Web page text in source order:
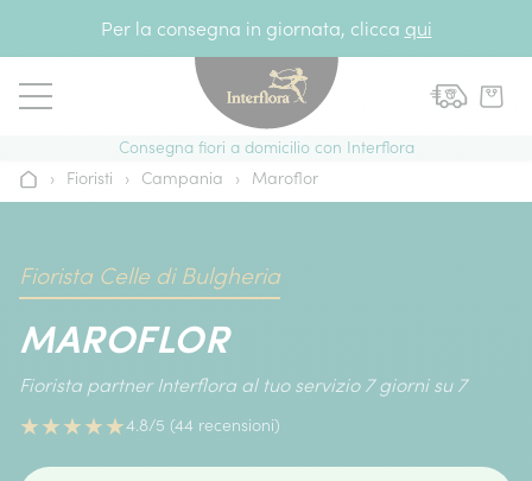
Per la consegna in giornata, clicca qui
Consegna fiori a domicilio con Interflora
Home› Fioristi › Campania › Maroflor
Fiorista Celle di Bulgheria
MAROFLOR
Fiorista partner Interflora al tuo servizio 7 giorni su 7
★★★★★4.8/5 (44 recensioni)